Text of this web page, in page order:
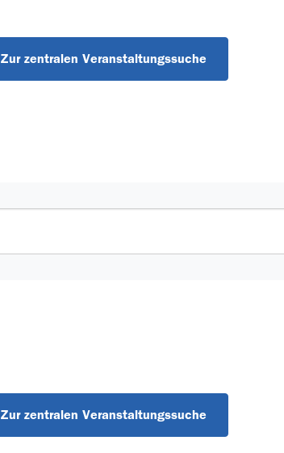
Zur zentralen Veranstaltungssuche
Zur zentralen Veranstaltungssuche